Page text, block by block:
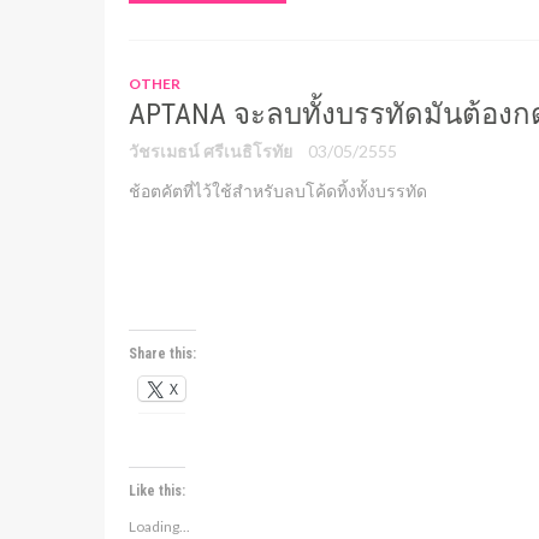
OTHER
APTANA จะลบทั้งบรรทัดมันต้อง
วัชรเมธน์ ศรีเนธิโรทัย
03/05/2555
ช้อตคัตที่ไว้ใช้สำหรับลบโค้ดทิ้งทั้งบรรทัด
Share this:
X
Like this:
Loading...